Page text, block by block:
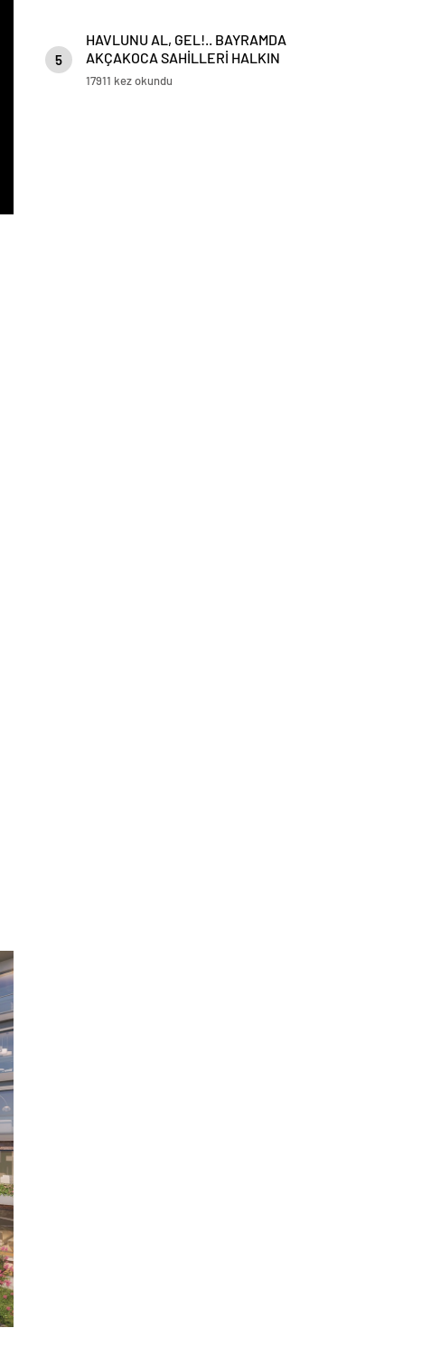
5
HAVLUNU AL, GEL!.. BAYRAMDA
AKÇAKOCA SAHİLLERİ HALKIN
HİZMETİNDE
17911 kez okundu